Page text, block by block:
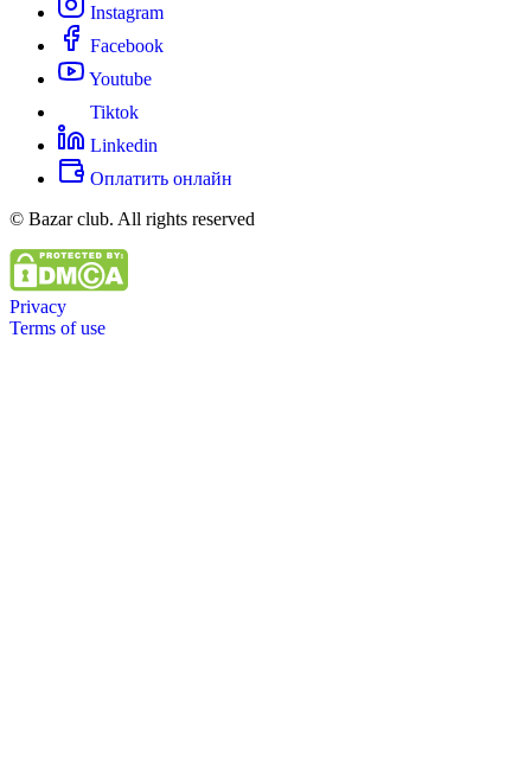
Instagram
Facebook
Youtube
Tiktok
Linkedin
Оплатить онлайн
© Bazar club. All rights reserved
Privacy
Terms of use